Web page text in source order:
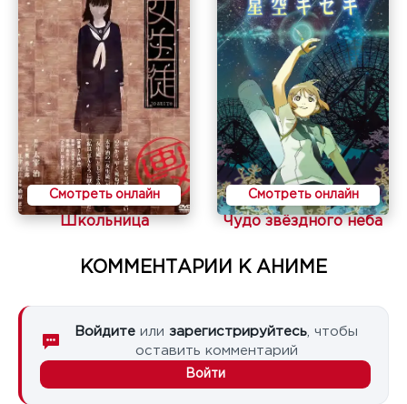
Смотреть онлайн
Школьница
Смотреть онлайн
Чудо звёздного неба
КОММЕНТАРИИ К АНИМЕ
Войдите или зарегистрируйтесь , чтобы
оставить комментарий
Войти